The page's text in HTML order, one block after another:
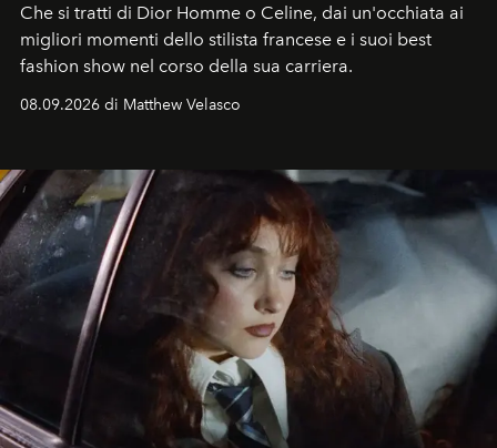
Che si tratti di Dior Homme o Celine, dai un'occhiata ai
migliori momenti dello stilista francese e i suoi best
fashion show nel corso della sua carriera.
08.09.2026 di Matthew Velasco